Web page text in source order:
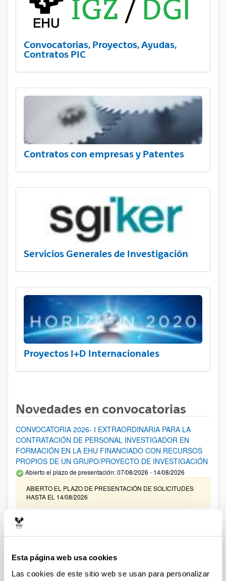
Esta página web usa cookies
Las cookies de este sitio web se usan para personalizar
Convocatorias, Proyectos, Ayudas,
Contratos PIC
Contratos con empresas y Patentes
Servicios Generales de Investigación
Proyectos I+D Internacionales
Novedades en convocatorias
CONVOCATORIA 2026- I EXTRAORDINARIA PARA LA
CONTRATACIÓN DE PERSONAL INVESTIGADOR EN
FORMACIÓN EN LA EHU FINANCIADO CON RECURSOS
PROPIOS DE UN GRUPO/PROYECTO DE INVESTIGACIÓN
Abierto el plazo de presentación: 07/08/2026 - 14/08/2026
ABIERTO EL PLAZO DE PRESENTACIÓN DE SOLICITUDES
HASTA EL 14/08/2026
Ayudas para financiación de la adquisición y renovación de
infraestructura científica y fondos bibliográficos en la
Trámite abierto
25/03/2026: Corrección de errores del listado provisional de
solicitudes admitidas y excluidas. 23/03/2026: Relación